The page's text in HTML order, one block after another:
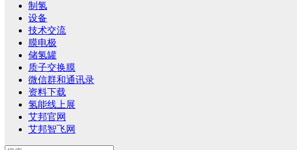
制氢
设备
技术交流
膜电极
储氢罐
质子交换膜
微信群和通讯录
资料下载
氢能线上展
艾邦官网
艾邦智飞网